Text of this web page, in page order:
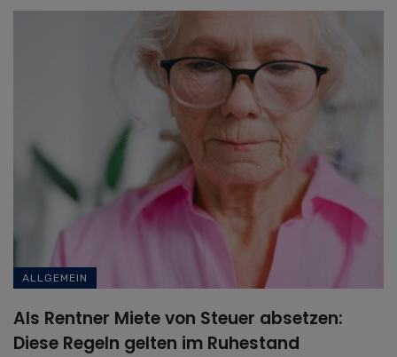
ALLGEMEIN
Als Rentner Miete von Steuer absetzen:
Diese Regeln gelten im Ruhestand